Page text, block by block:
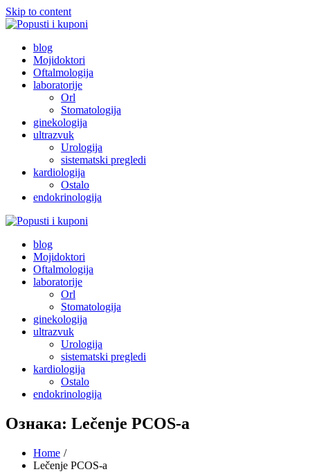
Skip to content
Popusti i kuponi
Popusti Beograd
blog
Mojidoktori
Oftalmologija
laboratorije
Orl
Stomatologija
ginekologija
ultrazvuk
Urologija
sistematski pregledi
kardiologija
Ostalo
endokrinologija
Popusti i kuponi
Popusti Beograd
blog
Mojidoktori
Oftalmologija
laboratorije
Orl
Stomatologija
ginekologija
ultrazvuk
Urologija
sistematski pregledi
kardiologija
Ostalo
endokrinologija
Ознака: Lečenje PCOS-a
Home
Lečenje PCOS-a